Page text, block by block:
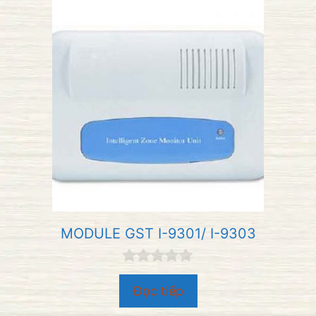
MODULE GST I-9301/ I-9303
0
o
Đọc tiếp